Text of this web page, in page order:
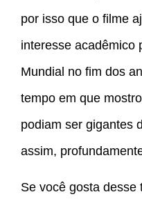
por isso que o filme
interesse acadêmico
Mundial no fim dos
tempo em que
podiam ser gigantes
assim,
Se você gosta desse